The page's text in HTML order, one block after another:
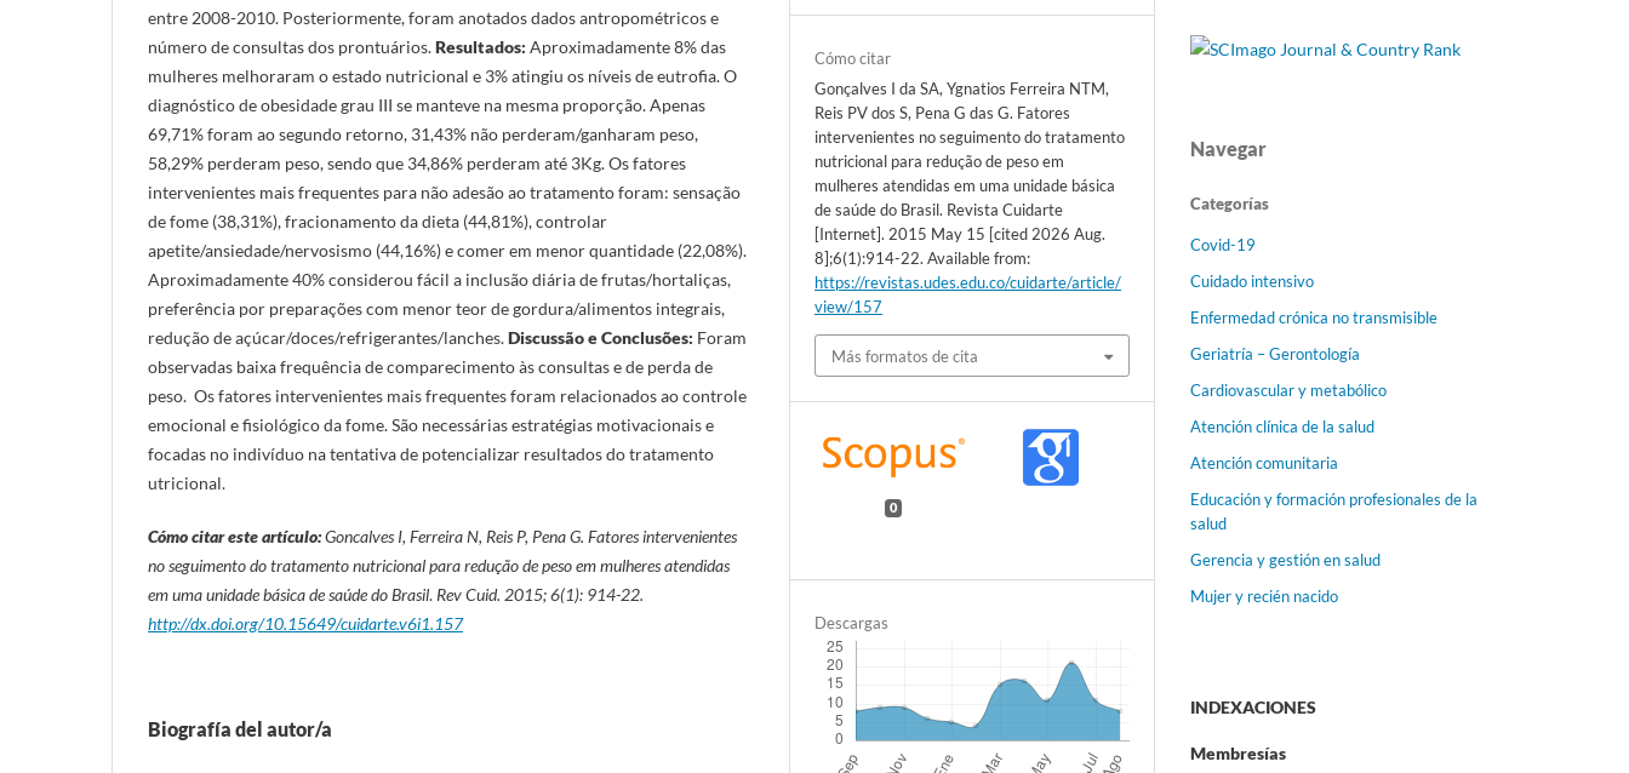
entre 2008-2010. Posteriormente, foram anotados dados antropométricos e
número de consultas dos prontuários.Resultados: Aproximadamente 8% das
mulheres melhoraram o estado nutricional e 3% atingiu os níveis de eutrofia. O
diagnóstico de obesidade grau III se manteve na mesma proporção. Apenas
69,71% foram ao segundo retorno, 31,43% não perderam/ganharam peso,
58,29% perderam peso, sendo que 34,86% perderam até 3Kg. Os fatores
intervenientes mais frequentes para não adesão ao tratamento foram: sensação
de fome (38,31%), fracionamento da dieta (44,81%), controlar
apetite/ansiedade/nervosismo (44,16%) e comer em menor quantidade (22,08%).
Aproximadamente 40% considerou fácil a inclusão diária de frutas/hortaliças,
preferência por preparações com menor teor de gordura/alimentos integrais,
redução de açúcar/doces/refrigerantes/lanches.Discussão e Conclusões: Foram
observadas baixa frequência de comparecimento às consultas e de perda de
peso. Os fatores intervenientes mais frequentes foram relacionados ao controle
emocional e fisiológico da fome. São necessárias estratégias motivacionais e
focadas no indivíduo na tentativa de potencializar resultados do tratamento
utricional.
Cómo citar este artículo:Goncalves I, Ferreira N, Reis P, Pena G. Fatores intervenientes
no seguimento do tratamento nutricional para redução de peso em mulheres atendidas
em uma unidade básica de saúde do Brasil. Rev Cuid. 2015; 6(1): 914-22.
http://dx.doi.org/10.15649/cuidarte.v6i1.157
Biografía del autor/a
Cómo citar
Gonçalves I da SA, Ygnatios Ferreira NTM,
Reis PV dos S, Pena G das G. Fatores
intervenientes no seguimento do tratamento
nutricional para redução de peso em
mulheres atendidas em uma unidade básica
de saúde do Brasil. Revista Cuidarte
[Internet]. 2015 May 15 [cited 2026 Aug.
8];6(1):914-22. Available from:
https://revistas.udes.edu.co/cuidarte/article/
view/157
Más formatos de cita
0
Descargas
Navegar
Categorías
Covid-19
Cuidado intensivo
Enfermedad crónica no transmisible
Geriatría – Gerontología
Cardiovascular y metabólico
Atención clínica de la salud
Atención comunitaria
Educación y formación profesionales de la
salud
Gerencia y gestión en salud
Mujer y recién nacido
INDEXACIONES
Membresías